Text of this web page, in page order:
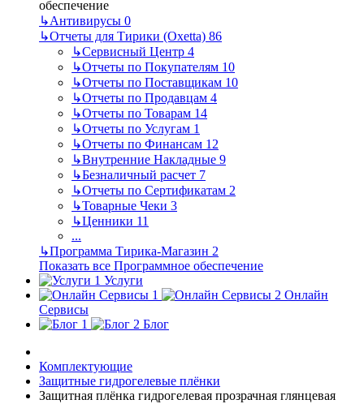
обеспечение
↳Антивирусы 0
↳Отчеты для Тирики (Oxetta) 86
↳Сервисный Центр 4
↳Отчеты по Покупателям 10
↳Отчеты по Поставщикам 10
↳Отчеты по Продавцам 4
↳Отчеты по Товарам 14
↳Отчеты по Услугам 1
↳Отчеты по Финансам 12
↳Внутренние Накладные 9
↳Безналичный расчет 7
↳Отчеты по Сертификатам 2
↳Товарные Чеки 3
↳Ценники 11
...
↳Программа Тирика-Магазин 2
Показать все Программное обеспечение
Услуги
Онлайн
Сервисы
Блог
Комплектующие
Защитные гидрогелевые плёнки
Защитная плёнка гидрогелевая прозрачная глянцевая